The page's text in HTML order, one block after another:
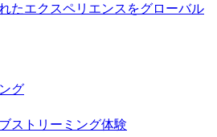
たエクスペリエンスをグローバル
グ
ストリーミング体験